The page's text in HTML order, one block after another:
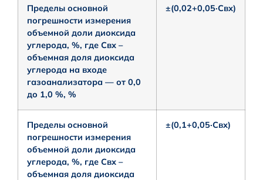
Пределы основной
погрешности измерения
объемной доли диоксида
углерода, %, где Свх –
объемная доля диоксида
углерода на входе
газоанализатора — от 0,0
до 1,0 %, %
±(0,02+0,05·Cвх)
Пределы основной
погрешности измерения
объемной доли диоксида
углерода, %, где Свх –
объемная доля диоксида
±(0,1+0,05·Cвх)